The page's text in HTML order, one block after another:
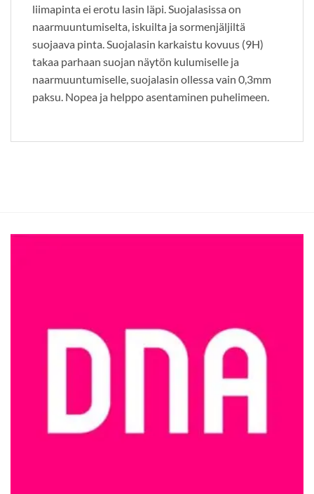
liimapinta ei erotu lasin läpi. Suojalasissa on
naarmuuntumiselta, iskuilta ja sormenjäljiltä
suojaava pinta. Suojalasin karkaistu kovuus (9H)
takaa parhaan suojan näytön kulumiselle ja
naarmuuntumiselle, suojalasin ollessa vain 0,3mm
paksu. Nopea ja helppo asentaminen puhelimeen.